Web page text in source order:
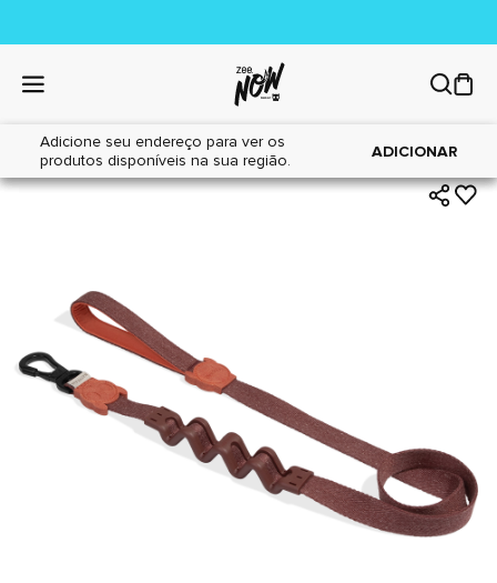
Adicione seu endereço para ver os
produtos disponíveis na sua região.
ADICIONAR
Home|Cães|Acessórios